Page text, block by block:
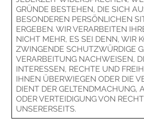
GRÜNDE BESTEHEN, DIE SICH
BESONDEREN PERSÖNLICHEN
ERGEBEN. WIR VERARBEITEN
NICHT MEHR, ES SEI DENN, WIR
ZWINGENDE SCHUTZWÜRDIGE
VERARBEITUNG NACHWEISEN,
INTERESSEN, RECHTE UND
IHNEN ÜBERWIEGEN ODER DIE
DIENT DER GELTENDMACHUNG,
ODER VERTEIDIGUNG VON
UNSERERSEITS.